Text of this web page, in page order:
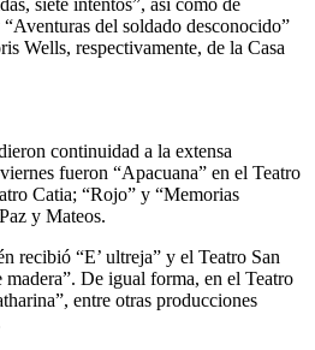
del soldado desconocido”
Wells, respectivamente, de la Casa
continuidad a la extensa
fueron “Apacuana” en el Teatro
Catia; “Rojo” y “Memorias
y Mateos.
recibió “E’ ultreja” y el Teatro San
De igual forma, en el Teatro
entre otras producciones